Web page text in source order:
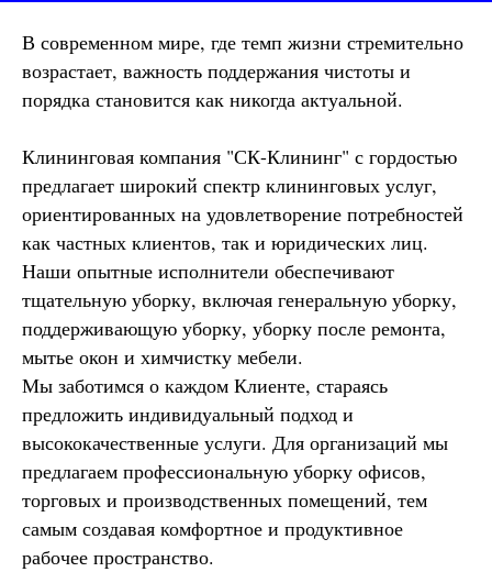
В современном мире, где темп жизни стремительно
возрастает, важность поддержания чистоты и
порядка становится как никогда актуальной.
Клининговая компания "СК-Клининг" с гордостью
предлагает широкий спектр клининговых услуг,
ориентированных на удовлетворение потребностей
как частных клиентов, так и юридических лиц.
Наши опытные исполнители обеспечивают
тщательную уборку, включая генеральную уборку,
поддерживающую уборку, уборку после ремонта,
мытье окон и химчистку мебели.
Мы заботимся о каждом Клиенте, стараясь
предложить индивидуальный подход и
высококачественные услуги. Для организаций мы
предлагаем профессиональную уборку офисов,
торговых и производственных помещений, тем
самым создавая комфортное и продуктивное
рабочее пространство.